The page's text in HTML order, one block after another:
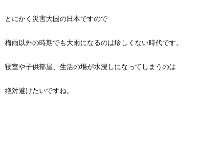
とにかく災害大国の日本ですので
梅雨以外の時期でも大雨になるのは珍しくない時代です。
寝室や子供部屋、生活の場が水浸しになってしまうのは
絶対避けたいですね。